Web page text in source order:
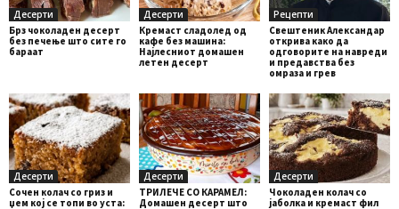
Десерти
Брз чоколаден десерт
без печење што сите го
бараат
Десерти
Кремаст сладолед од
кафе без машина:
Најлесниот домашен
летен десерт
Рецепти
Свештеник Александар
открива како да
одговорите на навреди
и предавства без
омраза и грев
Десерти
Сочен колач со гриз и
џем кој се топи во уста:
Десерти
ТРИЛЕЧЕ СО КАРАМЕЛ:
Домашен десерт што
Десерти
Чоколаден колач со
јаболка и кремаст фил